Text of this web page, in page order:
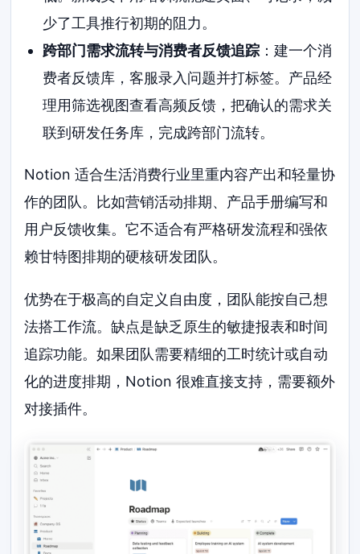
少了工具推行初期的阻力。
跨部门需求流转与消费者反馈追踪：建一个消
费者反馈库，客服录入问题并打标签。产品经
理用筛选视图查看高频反馈，把确认的需求关
联到研发任务库，完成跨部门流转。
Notion 适合生活消费行业里重内容产出和轻量协
作的团队。比如营销活动排期、产品手册编写和
用户反馈收集。它不适合有严格研发流程和强依
赖甘特图排期的硬核研发团队。
优势在于极高的自定义自由度，团队能按自己想
法搭工作流。缺点是缺乏原生的敏捷报表和时间
追踪功能。如果团队需要精细的工时统计或自动
化的进度排期，Notion 很难直接支持，需要额外
对接插件。